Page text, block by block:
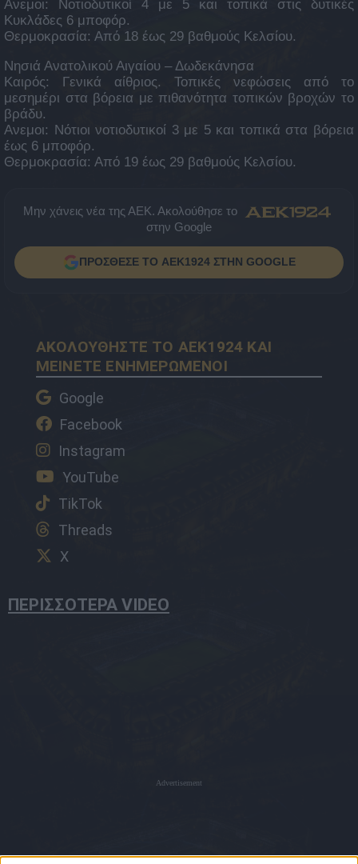
Ανεμοι: Νοτιοδυτικοί 4 με 5 και τοπικά στις δυτικές
Κυκλάδες 6 μποφόρ.
Θερμοκρασία: Από 18 έως 29 βαθμούς Κελσίου.
Νησιά Ανατολικού Αιγαίου – Δωδεκάνησα
Καιρός: Γενικά αίθριος. Τοπικές νεφώσεις από το
μεσημέρι στα βόρεια με πιθανότητα τοπικών βροχών το
βράδυ.
Ανεμοι: Νότιοι νοτιοδυτικοί 3 με 5 και τοπικά στα βόρεια
έως 6 μποφόρ.
Θερμοκρασία: Από 19 έως 29 βαθμούς Κελσίου.
Μην χάνεις νέα της ΑΕΚ. Ακολούθησε το
στην Google
ΠΡΟΣΘΕΣΕ ΤΟ AEK1924 ΣΤΗΝ GOOGLE
ΑΚΟΛΟΥΘΗΣΤΕ ΤΟ AEK1924 ΚΑΙ
ΜΕΙΝΕΤΕ ΕΝΗΜΕΡΩΜΕΝΟΙ
Google
Facebook
Instagram
YouTube
TikTok
Threads
X
ΠΕΡΙΣΣΟΤΕΡΑ VIDEO
Advertisement